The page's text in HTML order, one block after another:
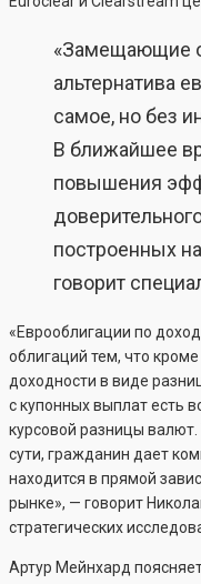
«Замещающие
альтернатива
самое, но без
В ближайшее
повышения
построенных
говорит
«Еврооблигации по
облигаций тем, что
доходности в виде
с купонных выплат есть
курсовой разницы валют.
сути, гражданин дает
находится в прямой
рынке», — говорит
стратегических
Артур Мейнхард